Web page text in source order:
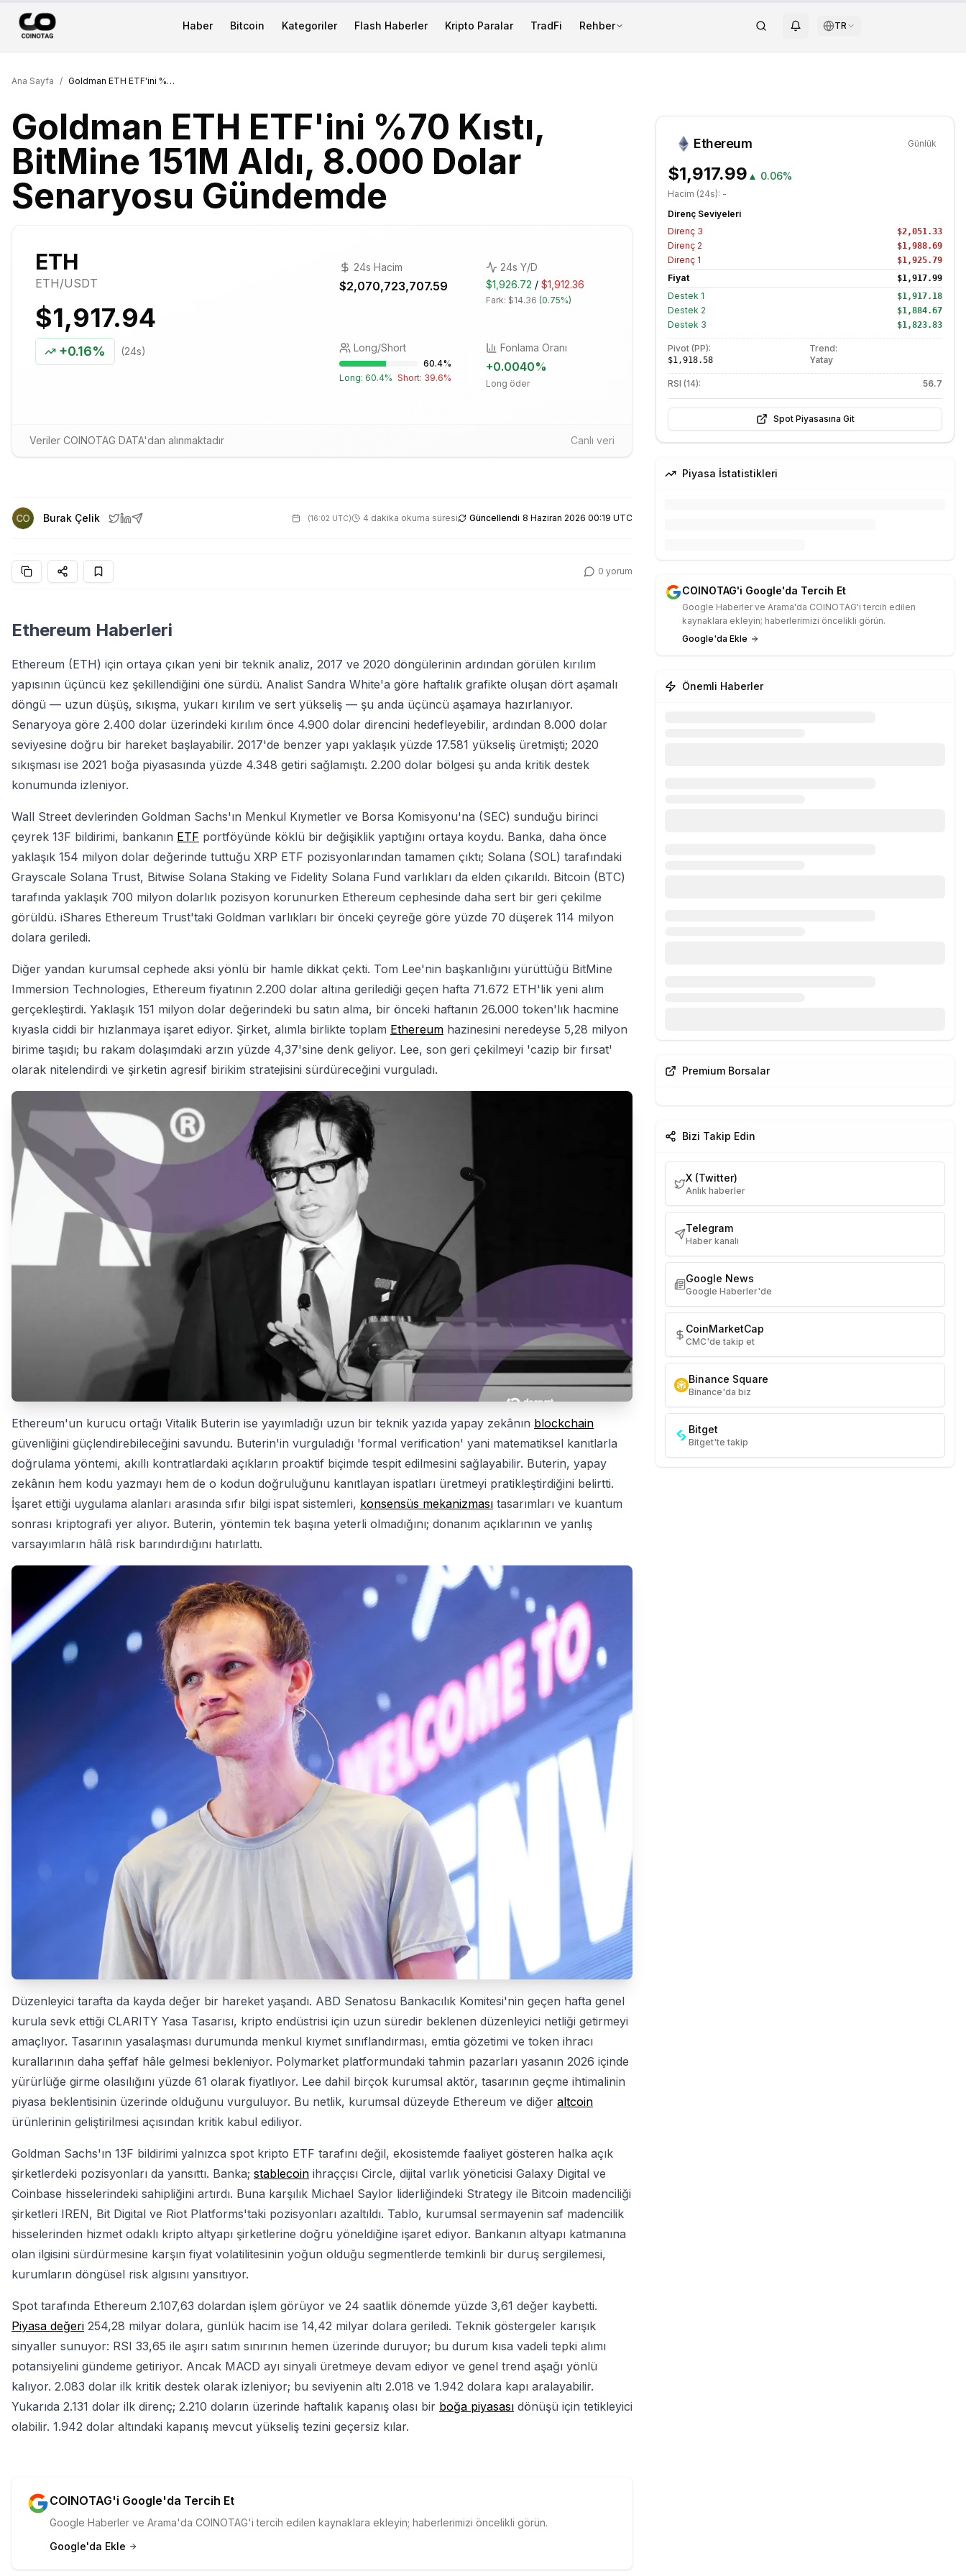
Haber Bitcoin Kategoriler Flash Haberler Kripto Paralar TradFi Rehber TR
Ana Sayfa / Goldman ETH ETF'ini %70 Kıstı, BitMine 151M Aldı, 8.000 Dolar Senaryosu Gündemde
Goldman ETH ETF'ini %70 Kıstı,
BitMine 151M Aldı, 8.000 Dolar
Senaryosu Gündemde
ETH
ETH/USDT
$1,917.94
+0.16% (24s)
24s Hacim
$2,070,723,707.59
24s Y/D
$1,926.72 / $1,912.36
Fark: $14.36 (0.75%)
Long/Short
60.4%
Long: 60.4% Short: 39.6%
Fonlama Oranı
+0.0040%
Long öder
Veriler COINOTAG DATA'dan alınmaktadır Canlı veri
Burak Çelik (16:02 UTC) 4 dakika okuma süresi Güncellendi 8 Haziran 2026 00:19 UTC
0 yorum
Ethereum Haberleri
Ethereum (ETH) için ortaya çıkan yeni bir teknik analiz, 2017 ve 2020 döngülerinin ardından görülen kırılım
yapısının üçüncü kez şekillendiğini öne sürdü. Analist Sandra White'a göre haftalık grafikte oluşan dört aşamalı
döngü — uzun düşüş, sıkışma, yukarı kırılım ve sert yükseliş — şu anda üçüncü aşamaya hazırlanıyor.
Senaryoya göre 2.400 dolar üzerindeki kırılım önce 4.900 dolar direncini hedefleyebilir, ardından 8.000 dolar
seviyesine doğru bir hareket başlayabilir. 2017'de benzer yapı yaklaşık yüzde 17.581 yükseliş üretmişti; 2020
sıkışması ise 2021 boğa piyasasında yüzde 4.348 getiri sağlamıştı. 2.200 dolar bölgesi şu anda kritik destek
konumunda izleniyor.
Wall Street devlerinden Goldman Sachs'ın Menkul Kıymetler ve Borsa Komisyonu'na (SEC) sunduğu birinci
çeyrek 13F bildirimi, bankanın ETF portföyünde köklü bir değişiklik yaptığını ortaya koydu. Banka, daha önce
yaklaşık 154 milyon dolar değerinde tuttuğu XRP ETF pozisyonlarından tamamen çıktı; Solana (SOL) tarafındaki
Grayscale Solana Trust, Bitwise Solana Staking ve Fidelity Solana Fund varlıkları da elden çıkarıldı. Bitcoin (BTC)
tarafında yaklaşık 700 milyon dolarlık pozisyon korunurken Ethereum cephesinde daha sert bir geri çekilme
görüldü. iShares Ethereum Trust'taki Goldman varlıkları bir önceki çeyreğe göre yüzde 70 düşerek 114 milyon
dolara geriledi.
Diğer yandan kurumsal cephede aksi yönlü bir hamle dikkat çekti. Tom Lee'nin başkanlığını yürüttüğü BitMine
Immersion Technologies, Ethereum fiyatının 2.200 dolar altına gerilediği geçen hafta 71.672 ETH'lik yeni alım
gerçekleştirdi. Yaklaşık 151 milyon dolar değerindeki bu satın alma, bir önceki haftanın 26.000 token'lık hacmine
kıyasla ciddi bir hızlanmaya işaret ediyor. Şirket, alımla birlikte toplam Ethereum hazinesini neredeyse 5,28 milyon
birime taşıdı; bu rakam dolaşımdaki arzın yüzde 4,37'sine denk geliyor. Lee, son geri çekilmeyi 'cazip bir fırsat'
olarak nitelendirdi ve şirketin agresif birikim stratejisini sürdüreceğini vurguladı.
Ethereum'un kurucu ortağı Vitalik Buterin ise yayımladığı uzun bir teknik yazıda yapay zekânın blockchain
güvenliğini güçlendirebileceğini savundu. Buterin'in vurguladığı 'formal verification' yani matematiksel kanıtlarla
doğrulama yöntemi, akıllı kontratlardaki açıkların proaktif biçimde tespit edilmesini sağlayabilir. Buterin, yapay
zekânın hem kodu yazmayı hem de o kodun doğruluğunu kanıtlayan ispatları üretmeyi pratikleştirdiğini belirtti.
İşaret ettiği uygulama alanları arasında sıfır bilgi ispat sistemleri, konsensüs mekanizması tasarımları ve kuantum
sonrası kriptografi yer alıyor. Buterin, yöntemin tek başına yeterli olmadığını; donanım açıklarının ve yanlış
varsayımların hâlâ risk barındırdığını hatırlattı.
Düzenleyici tarafta da kayda değer bir hareket yaşandı. ABD Senatosu Bankacılık Komitesi'nin geçen hafta genel
kurula sevk ettiği CLARITY Yasa Tasarısı, kripto endüstrisi için uzun süredir beklenen düzenleyici netliği getirmeyi
amaçlıyor. Tasarının yasalaşması durumunda menkul kıymet sınıflandırması, emtia gözetimi ve token ihracı
kurallarının daha şeffaf hâle gelmesi bekleniyor. Polymarket platformundaki tahmin pazarları yasanın 2026 içinde
yürürlüğe girme olasılığını yüzde 61 olarak fiyatlıyor. Lee dahil birçok kurumsal aktör, tasarının geçme ihtimalinin
piyasa beklentisinin üzerinde olduğunu vurguluyor. Bu netlik, kurumsal düzeyde Ethereum ve diğer altcoin
ürünlerinin geliştirilmesi açısından kritik kabul ediliyor.
Goldman Sachs'ın 13F bildirimi yalnızca spot kripto ETF tarafını değil, ekosistemde faaliyet gösteren halka açık
şirketlerdeki pozisyonları da yansıttı. Banka; stablecoin ihraççısı Circle, dijital varlık yöneticisi Galaxy Digital ve
Coinbase hisselerindeki sahipliğini artırdı. Buna karşılık Michael Saylor liderliğindeki Strategy ile Bitcoin madenciliği
şirketleri IREN, Bit Digital ve Riot Platforms'taki pozisyonları azaltıldı. Tablo, kurumsal sermayenin saf madencilik
hisselerinden hizmet odaklı kripto altyapı şirketlerine doğru yöneldiğine işaret ediyor. Bankanın altyapı katmanına
olan ilgisini sürdürmesine karşın fiyat volatilitesinin yoğun olduğu segmentlerde temkinli bir duruş sergilemesi,
kurumların döngüsel risk algısını yansıtıyor.
Spot tarafında Ethereum 2.107,63 dolardan işlem görüyor ve 24 saatlik dönemde yüzde 3,61 değer kaybetti.
Piyasa değeri 254,28 milyar dolara, günlük hacim ise 14,42 milyar dolara geriledi. Teknik göstergeler karışık
sinyaller sunuyor: RSI 33,65 ile aşırı satım sınırının hemen üzerinde duruyor; bu durum kısa vadeli tepki alımı
potansiyelini gündeme getiriyor. Ancak MACD ayı sinyali üretmeye devam ediyor ve genel trend aşağı yönlü
kalıyor. 2.083 dolar ilk kritik destek olarak izleniyor; bu seviyenin altı 2.018 ve 1.942 dolara kapı aralayabilir.
Yukarıda 2.131 dolar ilk direnç; 2.210 doların üzerinde haftalık kapanış olası bir boğa piyasası dönüşü için tetikleyici
olabilir. 1.942 dolar altındaki kapanış mevcut yükseliş tezini geçersiz kılar.
COINOTAG'i Google'da Tercih Et
Google Haberler ve Arama'da COINOTAG'i tercih edilen kaynaklara ekleyin; haberlerimizi öncelikli görün.
Google'da Ekle
Ethereum Günlük
$1,917.99 ▲ 0.06%
Hacim (24s): -
Direnç Seviyeleri
Direnç 3 $2,051.33
Direnç 2 $1,988.69
Direnç 1 $1,925.79
Fiyat $1,917.99
Destek 1 $1,917.18
Destek 2 $1,884.67
Destek 3 $1,823.83
Pivot (PP):
$1,918.58
Trend:
Yatay
RSI (14): 56.7
Spot Piyasasına Git
Piyasa İstatistikleri
COINOTAG'i Google'da Tercih Et
Google Haberler ve Arama'da COINOTAG'i tercih edilen
kaynaklara ekleyin; haberlerimizi öncelikli görün.
Google'da Ekle
Önemli Haberler
Premium Borsalar
Bizi Takip Edin
X (Twitter)
Anlık haberler
Telegram
Haber kanalı
Google News
Google Haberler'de
CoinMarketCap
CMC'de takip et
Binance Square
Binance'da biz
Bitget
Bitget'te takip